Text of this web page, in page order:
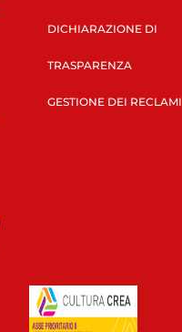
DICHIARAZIONE DI
TRASPARENZA
GESTIONE DEI RECLAMI